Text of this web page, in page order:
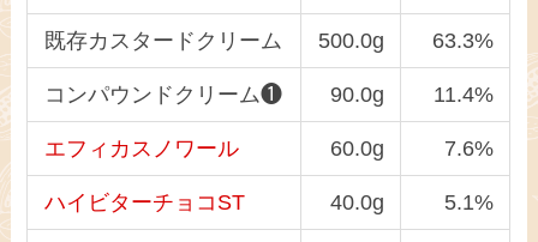
既存カスタードクリーム 500.0g 63.3%
コンパウンドクリーム❶ 90.0g 11.4%
エフィカスノワール 60.0g 7.6%
ハイビターチョコST 40.0g 5.1%